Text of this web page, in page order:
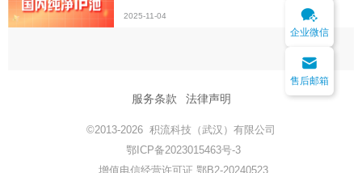
服务条款 法律声明
©2013-2026 积流科技（武汉）有限公司
鄂ICP备2023015463号-3
增值电信经营许可证 鄂B2-20240523
企业微信
售后邮箱